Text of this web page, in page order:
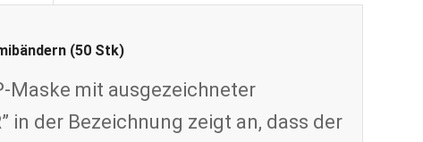
(50 Stk)
Maske mit ausgezeichneter
in der Bezeichnung zeigt an, dass der